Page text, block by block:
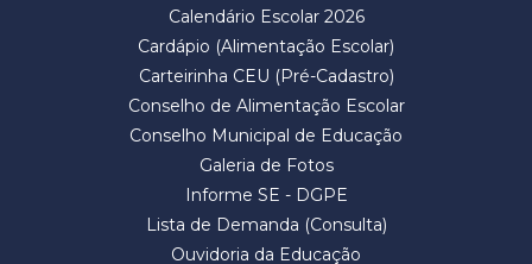
Calendário Escolar 2026
Cardápio (Alimentação Escolar)
Carteirinha CEU (Pré-Cadastro)
Conselho de Alimentação Escolar
Conselho Municipal de Educação
Galeria de Fotos
Informe SE - DGPE
Lista de Demanda (Consulta)
Ouvidoria da Educação